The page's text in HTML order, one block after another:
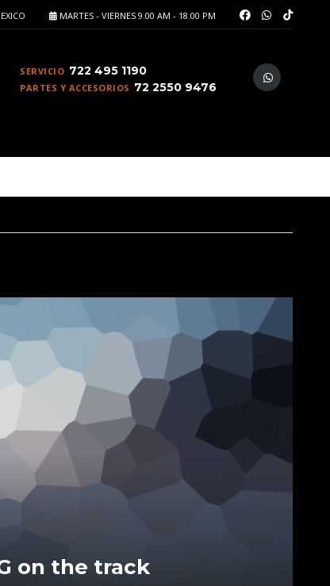
MARTES - VIERNES 9.00 AM - 18.00 PM
SERVICIO 722 495 1190
PARTES Y ACCESORIOS 72 2550 9476
on the track